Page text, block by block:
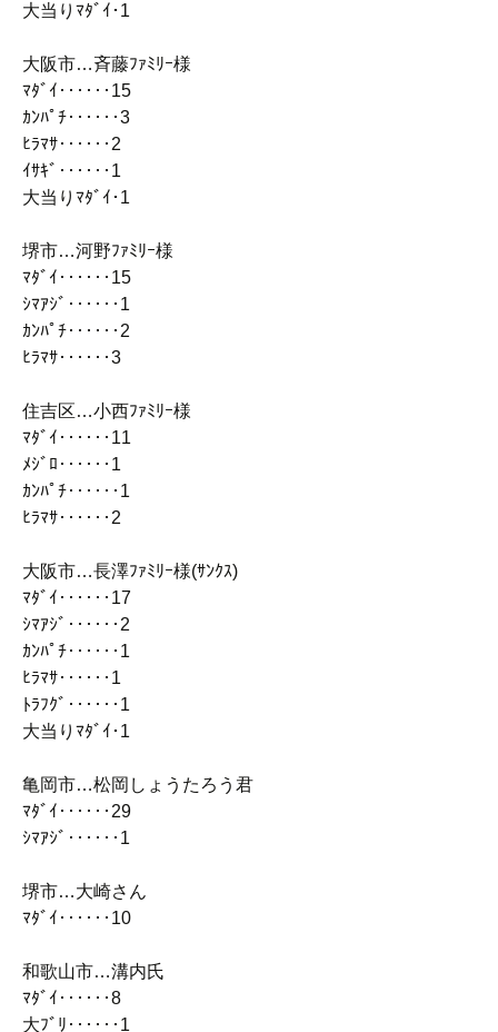
大当りﾏﾀﾞｲ･1
大阪市…斉藤ﾌｧﾐﾘｰ様
ﾏﾀﾞｲ‥‥‥15
ｶﾝﾊﾟﾁ‥‥‥3
ﾋﾗﾏｻ‥‥‥2
ｲｻｷﾞ‥‥‥1
大当りﾏﾀﾞｲ･1
堺市…河野ﾌｧﾐﾘｰ様
ﾏﾀﾞｲ‥‥‥15
ｼﾏｱｼﾞ‥‥‥1
ｶﾝﾊﾟﾁ‥‥‥2
ﾋﾗﾏｻ‥‥‥3
住吉区…小西ﾌｧﾐﾘｰ様
ﾏﾀﾞｲ‥‥‥11
ﾒｼﾞﾛ‥‥‥1
ｶﾝﾊﾟﾁ‥‥‥1
ﾋﾗﾏｻ‥‥‥2
大阪市…長澤ﾌｧﾐﾘｰ様(ｻﾝｸｽ)
ﾏﾀﾞｲ‥‥‥17
ｼﾏｱｼﾞ‥‥‥2
ｶﾝﾊﾟﾁ‥‥‥1
ﾋﾗﾏｻ‥‥‥1
ﾄﾗﾌｸﾞ‥‥‥1
大当りﾏﾀﾞｲ･1
亀岡市…松岡しょうたろう君
ﾏﾀﾞｲ‥‥‥29
ｼﾏｱｼﾞ‥‥‥1
堺市…大崎さん
ﾏﾀﾞｲ‥‥‥10
和歌山市…溝内氏
ﾏﾀﾞｲ‥‥‥8
大ﾌﾞﾘ‥‥‥1